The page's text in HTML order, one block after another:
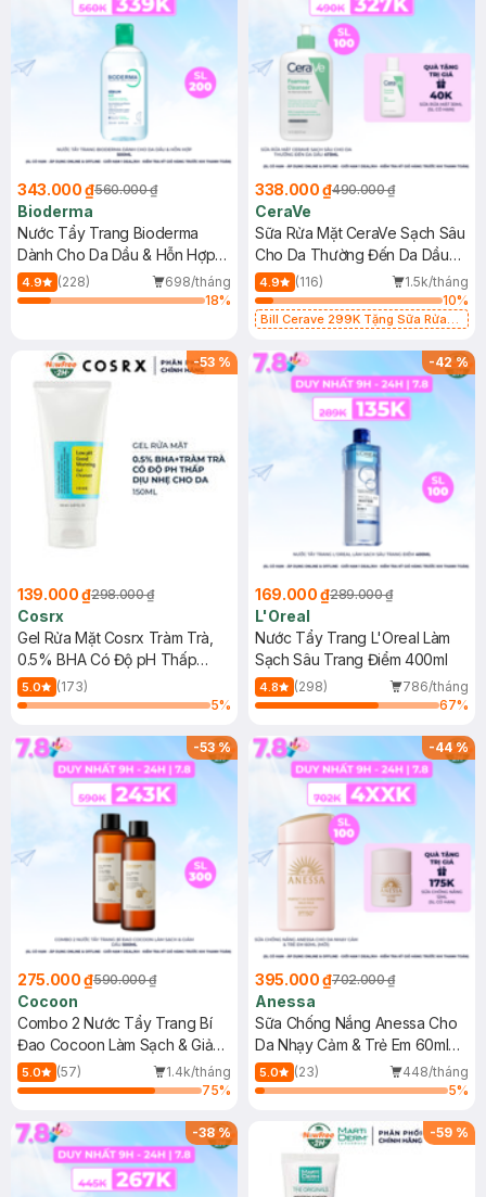
343.000 ₫560.000 ₫
Bioderma
Nước Tẩy Trang Bioderma
Dành Cho Da Dầu & Hỗn Hợp
500ml
4.9 (228)
698/tháng
18%
338.000 ₫490.000 ₫
CeraVe
Sữa Rửa Mặt CeraVe Sạch Sâu
Cho Da Thường Đến Da Dầu
473ml
4.9 (116)
1.5k/tháng
10%
Bill Cerave 299K Tặng Sữa Rửa
-53 %
139.000 ₫298.000 ₫
Cosrx
Gel Rửa Mặt Cosrx Tràm Trà,
0.5% BHA Có Độ pH Thấp
150ml
5.0
(173)
5%
-42%
169.000 ₫289.000 ₫
L'Oreal
Nước Tẩy Trang L'Oreal Làm
Sạch Sâu Trang Điểm 400ml
4.8 (298)
786/tháng
67%
-53%
275.000 ₫590.000 ₫
Cocoon
Combo 2 Nước Tẩy Trang Bí
Đao Cocoon Làm Sạch & Giảm
Dầu 500ml
5.0 (57)
1.4k/tháng
75%
-44%
395.000 ₫702.000 ₫
Anessa
Sữa Chống Nắng Anessa Cho
Da Nhạy Cảm & Trẻ Em 60ml
(Mới)
5.0 (23)
448/tháng
5%
-38% -59 %